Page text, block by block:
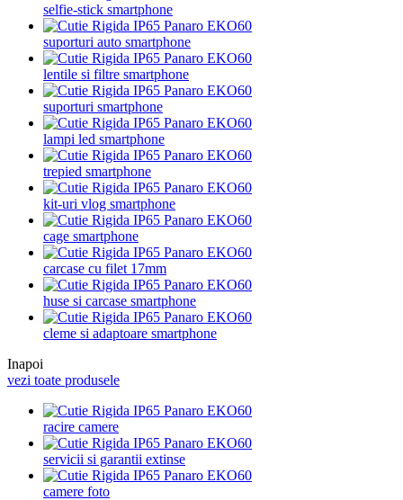
selfie-stick smartphone
suporturi auto smartphone
lentile si filtre smartphone
suporturi smartphone
lampi led smartphone
trepied smartphone
kit-uri vlog smartphone
cage smartphone
carcase cu filet 17mm
huse si carcase smartphone
cleme si adaptoare smartphone
Inapoi
vezi toate produsele
racire camere
servicii si garantii extinse
camere foto